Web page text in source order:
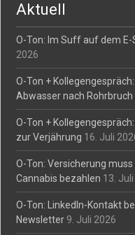
Aktuell
O-Ton: Im Suff auf dem
2026
O-Ton +
Abwasser nach Rohrbruch
O-Ton +
zur Verjährung 16. Juli
O-Ton: Versicherung
Cannabis bezahlen 13.
O-Ton: LinkedIn-Kontakt
Newsletter 9. Juli 2026